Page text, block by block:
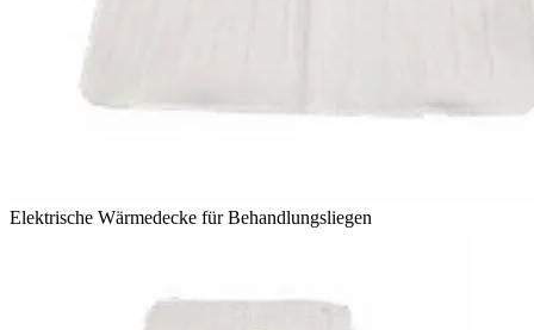
Elektrische Wärmedecke für Behandlungsliegen